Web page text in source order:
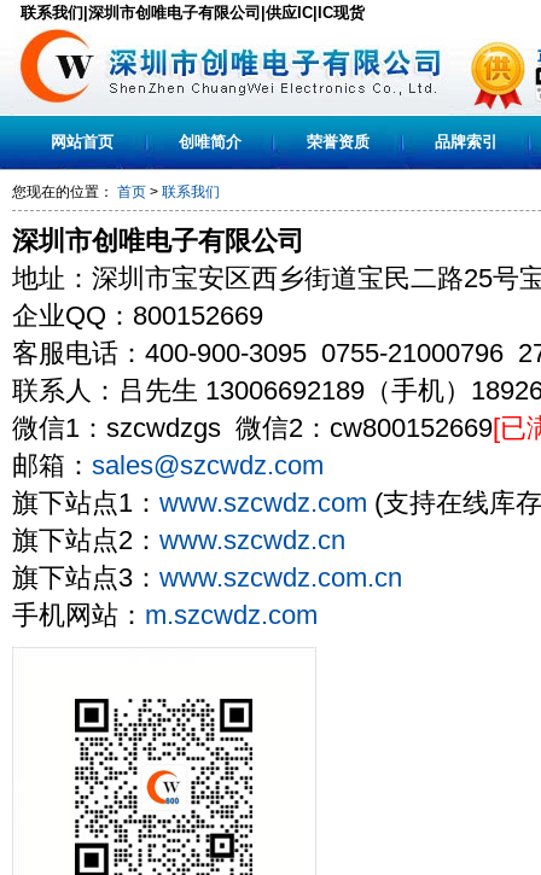
联系我们|深圳市创唯电子有限公司|供应IC|IC现货
网站首页 创唯简介 荣誉资质 品牌索引
您现在的位置： 首页 > 联系我们
深圳市创唯电子有限公司
地址：深圳市宝安区西乡街道宝民二路25号
企业QQ：800152669
客服电话：400-900-3095 0755-21000796
联系人：吕先生 13006692189（手机）
微信1：szcwdzgs 微信2：cw800152669[已
邮箱： sales@szcwdz.com
旗下站点1： www.szcwdz.com (支持在线库
旗下站点2： www.szcwdz.cn
旗下站点3： www.szcwdz.com.cn
手机网站： m.szcwdz.com